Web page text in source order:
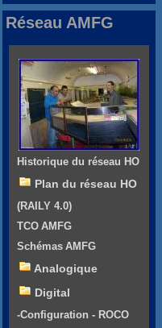
Réseau AMFG
Historique du réseau HO
Plan du réseau HO
(RAILY 4.0)
TCO AMFG
Schémas AMFG
Analogique
Digital
-Configuration - ROCO